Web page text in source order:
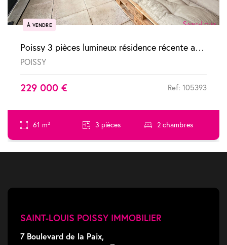
À VENDRE
Poissy 3 pièces lumineux résidence récente avec terrasse et parking
POISSY
229 000 € Ref: 105393
61 m² 3 pièces 2 chambres
SAINT-LOUIS POISSY IMMOBILIER
7 Boulevard de la Paix,